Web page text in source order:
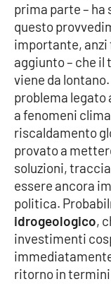
Leggendo
Imprese Di
Le perfidie di
Venti di
STREAMING
LaC TV
LaC Network
prima parte – ha
questo
importante, anzi
aggiunto – che
viene da
problema legato
a fenomeni
riscaldamento
provato a
soluzioni,
essere ancora
politica.
idrogeologico,
investimenti
ritorno in